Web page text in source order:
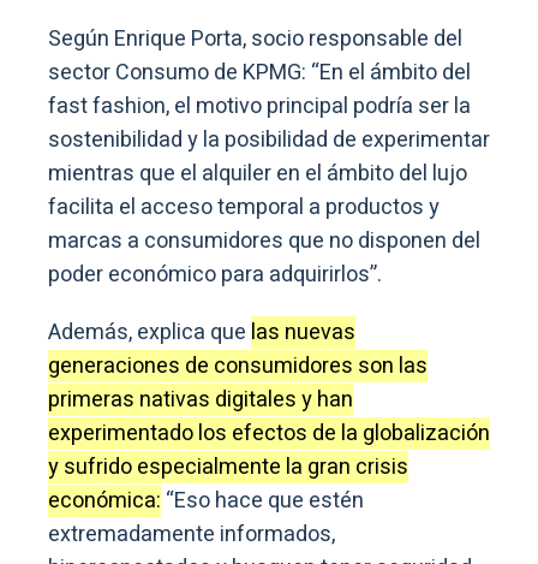
Según Enrique Porta, socio responsable del
sector Consumo de KPMG: “En el ámbito del
fast fashion, el motivo principal podría ser la
sostenibilidad y la posibilidad de experimentar
mientras que el alquiler en el ámbito del lujo
facilita el acceso temporal a productos y
marcas a consumidores que no disponen del
poder económico para adquirirlos”.
Además, explica que las nuevas
generaciones de consumidores son las
primeras nativas digitales y han
experimentado los efectos de la globalización
y sufrido especialmente la gran crisis
económica: “Eso hace que estén
extremadamente informados,